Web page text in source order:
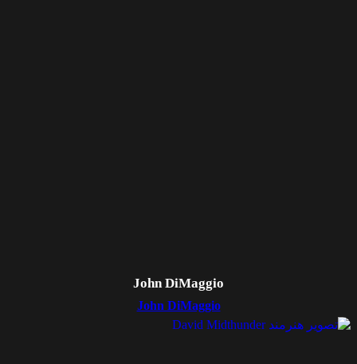
John DiMaggio
John DiMaggio